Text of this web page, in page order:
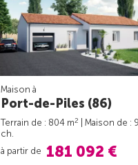
Maison à
Port-de-Piles (86)
Terrain de : 804 m2 | Maison de :
ch.
à partir de 181 092 €